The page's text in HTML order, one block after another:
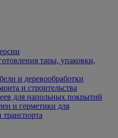
тары, упаковки,
и деревообработки
и строительства
для напольных покрытий
и герметики для